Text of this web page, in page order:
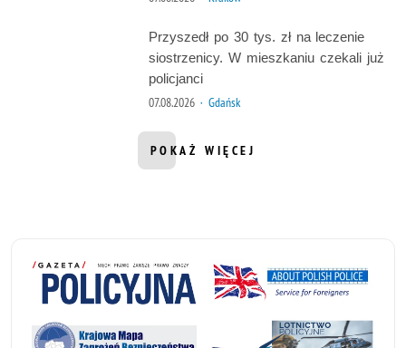
Przyszedł po 30 tys. zł na leczenie
siostrzenicy. W mieszkaniu czekali już
policjanci
07.08.2026 · Gdańsk
POKAŻ WIĘCEJ
INFORMACJI Z DZIAŁU